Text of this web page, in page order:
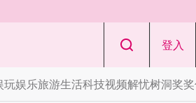
登入
玩娱乐旅游生活科技视频解忧树洞奖